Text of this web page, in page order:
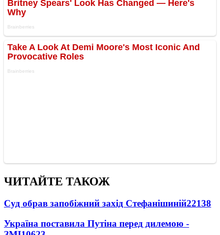
ЧИТАЙТЕ ТАКОЖ
Суд обрав запобіжний захід Стефанішиній22138
Україна поставила Путіна перед дилемою -